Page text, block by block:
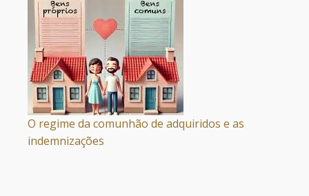
O regime da comunhão de adquiridos e as
indemnizações